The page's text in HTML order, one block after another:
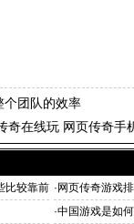
个团队的效率
奇在线玩 网页传奇手
比较靠前 · 网页传奇游戏
些？
·中国游戏是如